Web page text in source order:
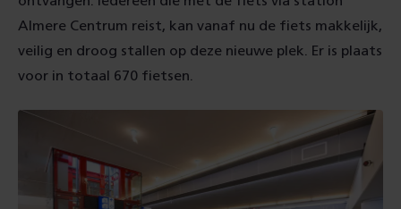
Almere Centrum reist, kan vanaf nu de fiets makkelijk,
veilig en droog stallen op deze nieuwe plek. Er is plaats
voor in totaal 670 fietsen.